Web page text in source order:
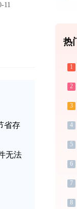
11
省存
无法
热
1
2
3
4
5
6
7
8